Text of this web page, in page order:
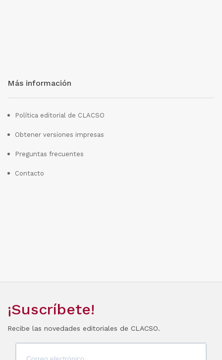
Más información
Política editorial de CLACSO
Obtener versiones impresas
Preguntas frecuentes
Contacto
¡Suscríbete!
Recibe las novedades editoriales de CLACSO.